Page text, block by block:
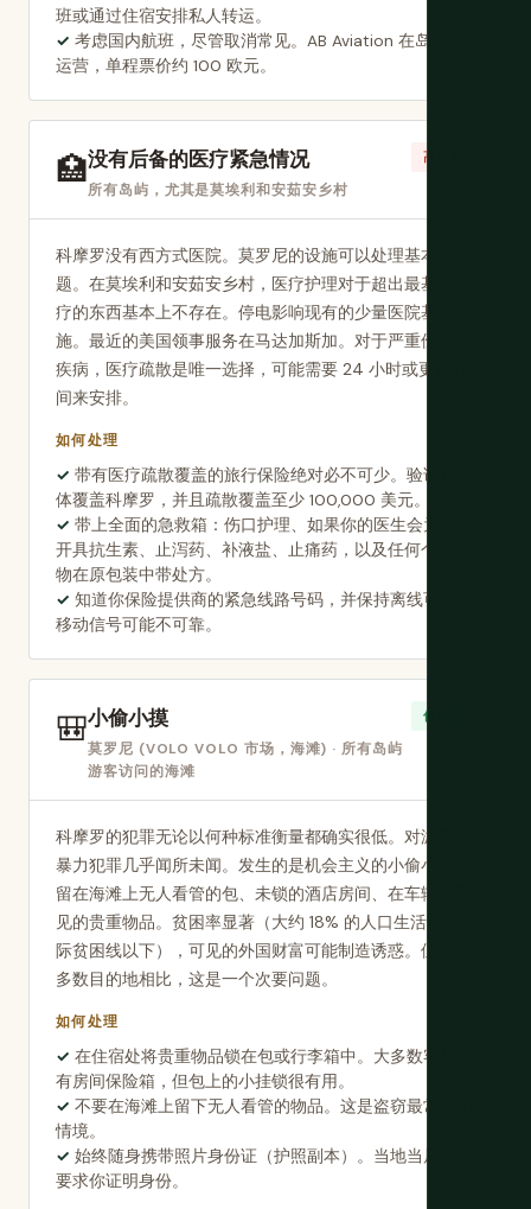
班或通过住宿安排私人转运。
考虑国内航班，尽管取消常见。AB Aviation 在岛屿间
运营，单程票价约 100 欧元。
🏥没有后备的医疗紧急情况
所有岛屿，尤其是莫埃利和安茹安乡村
高风险
科摩罗没有西方式医院。莫罗尼的设施可以处理基本问
题。在莫埃利和安茹安乡村，医疗护理对于超出最基本治
疗的东西基本上不存在。停电影响现有的少量医院基础设
施。最近的美国领事服务在马达加斯加。对于严重伤害或
疾病，医疗疏散是唯一选择，可能需要 24 小时或更长时
间来安排。
如何处理
带有医疗疏散覆盖的旅行保险绝对必不可少。验证它具
体覆盖科摩罗，并且疏散覆盖至少 100,000 美元。
带上全面的急救箱：伤口护理、如果你的医生会为旅行
开具抗生素、止泻药、补液盐、止痛药，以及任何个人药
物在原包装中带处方。
知道你保险提供商的紧急线路号码，并保持离线可及。
移动信号可能不可靠。
🎒小偷小摸
莫罗尼 (VOLO VOLO 市场，海滩) · 所有岛屿
游客访问的海滩
低风险
科摩罗的犯罪无论以何种标准衡量都确实很低。对游客的
暴力犯罪几乎闻所未闻。发生的是机会主义的小偷小摸：
留在海滩上无人看管的包、未锁的酒店房间、在车辆中可
见的贵重物品。贫困率显著（大约 18% 的人口生活在国
际贫困线以下），可见的外国财富可能制造诱惑。但与大
多数目的地相比，这是一个次要问题。
如何处理
在住宿处将贵重物品锁在包或行李箱中。大多数客栈没
有房间保险箱，但包上的小挂锁很有用。
不要在海滩上留下无人看管的物品。这是盗窃最常见的
情境。
始终随身携带照片身份证（护照副本）。当地当局可能
要求你证明身份。